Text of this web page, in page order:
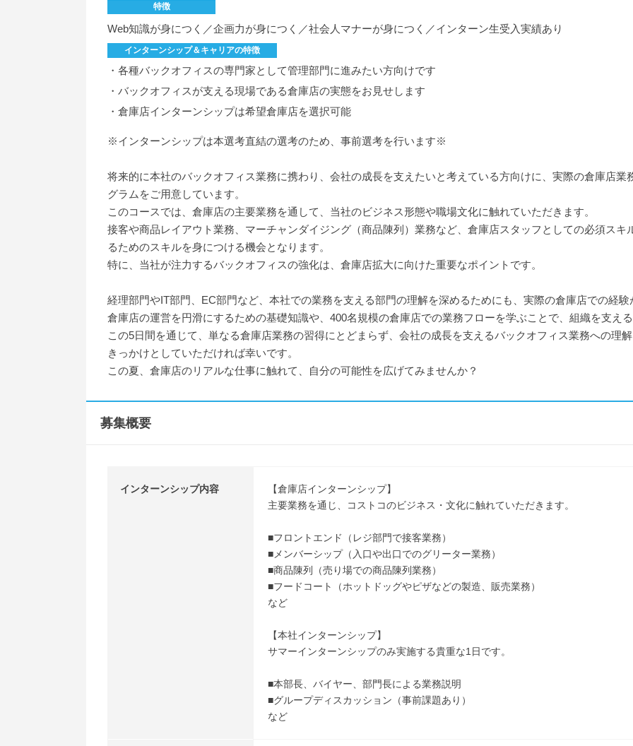
特徴
Web知識が身につく／企画力が身につく／社会人マナーが身につく／インターン生受入実績あり
インターンシップ＆キャリアの特徴
・各種バックオフィスの専門家として管理部門に進みたい方向けです
・バックオフィスが支える現場である倉庫店の実態をお見せします
・倉庫店インターンシップは希望倉庫店を選択可能
※インターンシップは本選考直結の選考のため、事前選考を行います※
将来的に本社のバックオフィス業務に携わり、会社の成長を支えたいと考えている方向けに、実際の倉庫店
グラムをご用意しています。
このコースでは、倉庫店の主要業務を通して、当社のビジネス形態や職場文化に触れていただきます。
接客や商品レイアウト業務、マーチャンダイジング（商品陳列）業務など、倉庫店スタッフとしての必須ス
るためのスキルを身につける機会となります。
特に、当社が注力するバックオフィスの強化は、倉庫店拡大に向けた重要なポイントです。
経理部門やIT部門、EC部門など、本社での業務を支える部門の理解を深めるためにも、実際の倉庫店での経
倉庫店の運営を円滑にするための基礎知識や、400名規模の倉庫店での業務フローを学ぶことで、組織を支え
この5日間を通じて、単なる倉庫店業務の習得にとどまらず、会社の成長を支えるバックオフィス業務への理
きっかけとしていただければ幸いです。
この夏、倉庫店のリアルな仕事に触れて、自分の可能性を広げてみませんか？
募集概要
インターンシップ内容
【倉庫店インターンシップ】
主要業務を通じ、コストコのビジネス・文化に触れていただきます。
■フロントエンド（レジ部門で接客業務）
■メンバーシップ（入口や出口でのグリーター業務）
■商品陳列（売り場での商品陳列業務）
■フードコート（ホットドッグやピザなどの製造、販売業務）
など
【本社インターンシップ】
サマーインターンシップのみ実施する貴重な1日です。
■本部長、バイヤー、部門長による業務説明
■グループディスカッション（事前課題あり）
など